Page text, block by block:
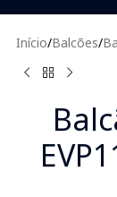
Início/Balcões/